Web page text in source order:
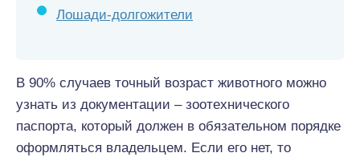
Лошади-долгожители
В 90% случаев точный возраст животного можно
узнать из документации – зоотехнического
паспорта, который должен в обязательном порядке
оформляться владельцем. Если его нет, то